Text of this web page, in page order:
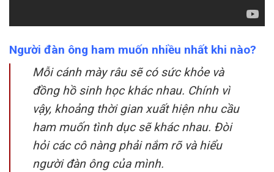
Người đàn ông ham muốn nhiều nhất khi nào?
Mỗi cánh mày râu sẽ có sức khỏe và
đồng hồ sinh học khác nhau. Chính vì
vậy, khoảng thời gian xuất hiện nhu cầu
ham muốn tình dục sẽ khác nhau. Đòi
hỏi các cô nàng phải nắm rõ và hiểu
người đàn ông của mình.